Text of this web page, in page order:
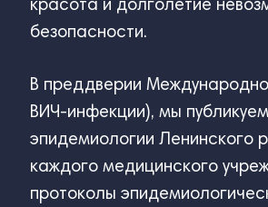
безопасности.
В преддверии
ВИЧ-инфекции), мы
эпидемиологии Ленинского
каждого медицинского
протоколы